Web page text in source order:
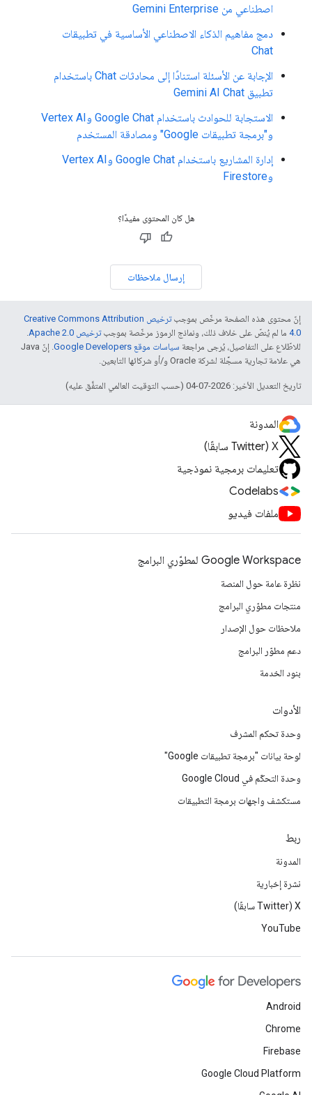
اصطناعي من Gemini Enterprise
دمج مفاهيم الذكاء الاصطناعي الأساسية في تطبيقات
Chat
الإجابة عن الأسئلة استنادًا إلى محادثات Chat باستخدام
تطبيق Gemini AI Chat
الاستجابة للحوادث باستخدام Google Chat وVertex AI
و"برمجة تطبيقات Google" ومصادقة المستخدم
إدارة المشاريع باستخدام Google Chat وVertex AI
وFirestore
هل كان المحتوى مفيدًا؟
إرسال ملاحظات
إنّ محتوى هذه الصفحة مرخّص بموجب
ترخيص Creative Commons Attribution
4.0‏ ما لم يُنصّ على خلاف ذلك، ونماذج الرموز مرخّصة بموجبترخيص Apache 2.0‏
.
للاطّلاع على التفاصيل، يُرجى مراجعة سياسات موقع Google Developers‏
. إنّ Java
هي علامة تجارية مسجَّلة لشركة Oracle و/أو شركائها التابعين.
تاريخ التعديل الأخير: 2026-07-04 (حسب التوقيت العالمي المتفَّق عليه)
المدونة
‫X ‏(Twitter سابقًا)
تعليمات برمجية نموذجية
Codelabs
ملفات فيديو
Google Workspace لمطوّري البرامج
نظرة عامة حول المنصة
منتجات مطوّري البرامج
ملاحظات حول الإصدار
دعم مطوّر البرامج
بنود الخدمة
الأدوات
وحدة تحكم المشرف
لوحة بيانات "برمجة تطبيقات Google"
وحدة التحكّم في Google Cloud
مستكشف واجهات برمجة التطبيقات
ربط
المدونة
نشرة إخبارية
‫X ‏(Twitter سابقًا)
YouTube
Android
Chrome
Firebase
Google Cloud Platform